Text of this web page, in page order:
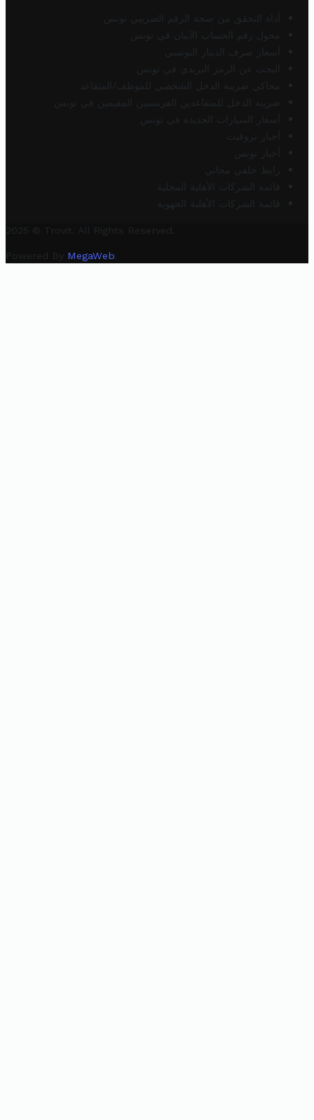
أداة التحقق من صحة الرقم الضريبي تونس
محول رقم الحساب الآيبان في تونس
أسعار صرف الدينار التونسي
البحث عن الرمز البريدي في تونس
محاكي ضريبة الدخل الشخصي للموظف/المتقاعد
ضريبة الدخل للمتقاعدين الفرنسيين المقيمين في تونس
أسعار السيارات الجديدة في تونس
أخبار تروفيت
أخبار تونس
رابط خلفي مجاني
قائمة الشركات الأهلية المحلية
قائمة الشركات الأهلية الجهوية
2025 © Trovit. All Rights Reserved.
Powered By MegaWeb